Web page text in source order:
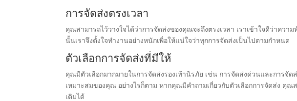
การจัดส่งตรงเวลา
คุณสามารถไว้วางใจได้ว่าการจัดส่งของคุณจะถึงตรงเวลา เราเข้าใจดีว่าคว
นั้นเราจึงตั้งใจทำงานอย่างหนักเพื่อให้แน่ใจว่าทุกการจัดส่งเป็นไปตามกำหนด
ตัวเลือกการจัดส่งที่มีให้
คุณมีตัวเลือกมากมายในการจัดส่งรองเท้านิรภัย เช่น การจัดส่งด่วนและการจัด
เหมาะสมของคุณ อย่างไรก็ตาม หากคุณมีคำถามเกี่ยวกับตัวเลือกการจัดส่ง คุณ
เติมได้